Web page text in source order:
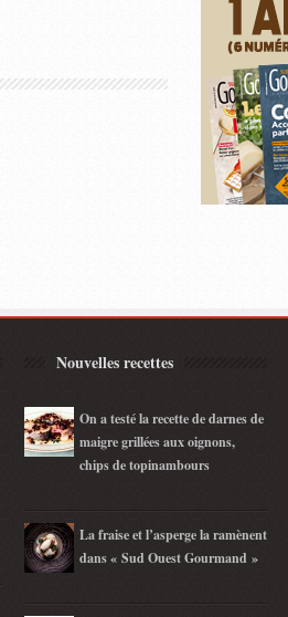
Nouvelles recettes
On a testé la recette de darnes de
maigre grillées aux oignons,
chips de topinambours
La fraise et l’asperge la ramènent
dans « Sud Ouest Gourmand »